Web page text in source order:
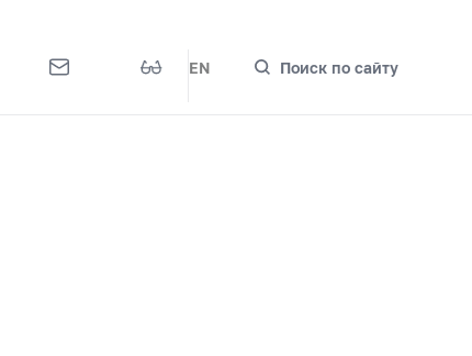
EN Поиск по сайту